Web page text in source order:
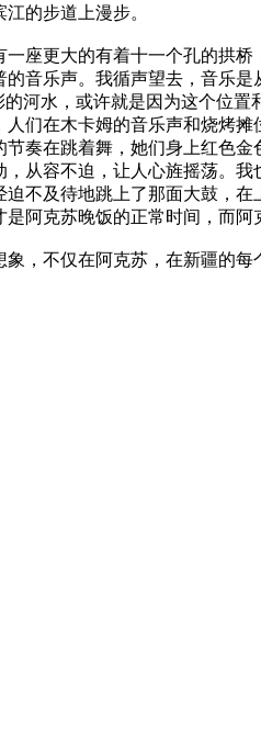
的步道上漫步。
座更大的有着十一个孔的拱
音乐声。我循声望去，音乐是
河水，或许就是因为这个位
们在木卡姆的音乐声和烧烤
奏在跳着舞，她们身上红色
从容不迫，让人心旌摇荡。
不及待地跳上了那面大鼓，
阿克苏晚饭的正常时间，而阿
，不仅在阿克苏，在新疆的每